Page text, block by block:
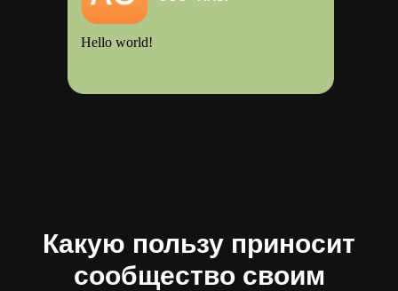
Hello world!
Какую пользу приносит
сообщество своим